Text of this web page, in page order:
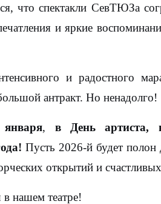
что спектакли СевТЮЗа
и яркие
и радостного
антракт. Но ненадолго!
, в День артиста,
Пусть 2026-й будет полон
открытий и
нашем театре!